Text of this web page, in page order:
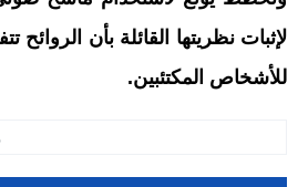
لإثبات نظريتها القائلة بأن الروائح
للأشخاص المكتئبين.